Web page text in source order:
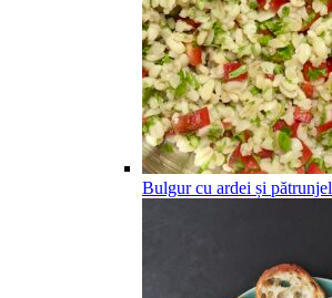
Bulgur cu ardei și pătrunjel